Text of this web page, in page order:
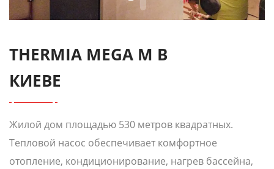
THERMIA MEGA M В
КИЕВЕ
Жилой дом площадью 530 метров квадратных.
Тепловой насос обеспечивает комфортное
отопление, кондиционирование, нагрев бассейна,